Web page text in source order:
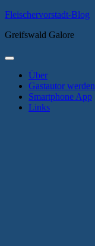
Zum
springen
Fleischervorstadt-Blog
Greifswald Galore
Primäres
Über
Gastautor werden
Smartphone App
Links